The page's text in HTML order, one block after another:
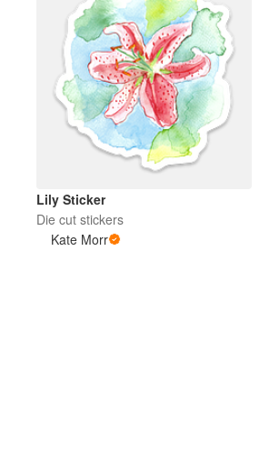
Lily Sticker
Die cut stickers
Kate Morr